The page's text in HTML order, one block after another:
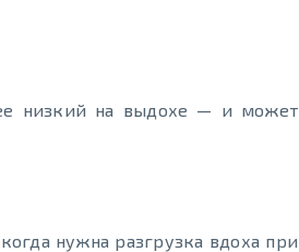
низкий на выдохе — и может
нужна разгрузка вдоха при